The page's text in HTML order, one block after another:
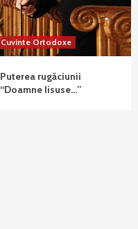
Cuvinte Ortodoxe
Puterea rugăciunii
“Doamne Iisuse…”